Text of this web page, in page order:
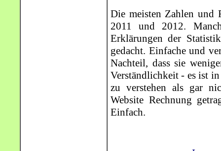
Die meisten Zahlen und
2011 und 2012.
Erklärungen der
gedacht. Einfache und
Nachteil, dass sie
Verständlichkeit - es ist
zu verstehen als gar
Website Rechnung
Einfach.